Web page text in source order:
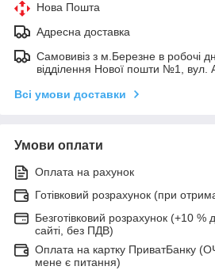
Нова Пошта
Адресна доставка
Самовивіз з м.Березне в робочі
відділення Нової пошти №1, вул.
Всі умови доставки
Умови оплати
Оплата на рахунок
Готівковий розрахунок (при
Безготівковий розрахунок (+10 %
сайті, без ПДВ)
Оплата на картку ПриватБанку
мене є питання)